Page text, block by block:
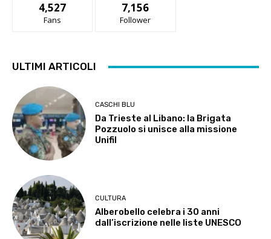
4,527
Fans
7,156
Follower
ULTIMI ARTICOLI
CASCHI BLU
Da Trieste al Libano: la Brigata
Pozzuolo si unisce alla missione
Unifil
CULTURA
Alberobello celebra i 30 anni
dall’iscrizione nelle liste UNESCO